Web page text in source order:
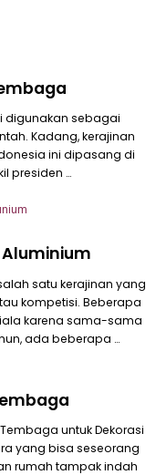
digunakan sebagai
Kadang, kerajinan
ini dipasang di
presiden …
satu kerajinan yang
kompetisi. Beberapa
karena sama-sama
ada beberapa …
untuk Dekorasi
yang bisa seseorang
rumah tampak indah